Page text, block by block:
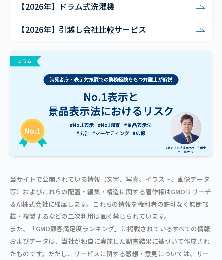
【2026年】ドラム式洗濯機
【2026年】引越し会社比較サービス
当サイトで公開されている情報（文字、写真、イラスト、画像データ
等）およびこれらの配置・編集・構造に関する著作権はGMOリサーチ
＆AI株式会社に帰属します。これらの情報を権利者の許可なく無断転
載・複製するなどの二次利用は固く禁じられています。
また、「GMO顧客満足度ランキング」に掲載されているすべての情報
およびデータは、当社が独自に実施した調査結果に基づいて作成され
たものです。ただし、サービスに関する感想・意見については、サー